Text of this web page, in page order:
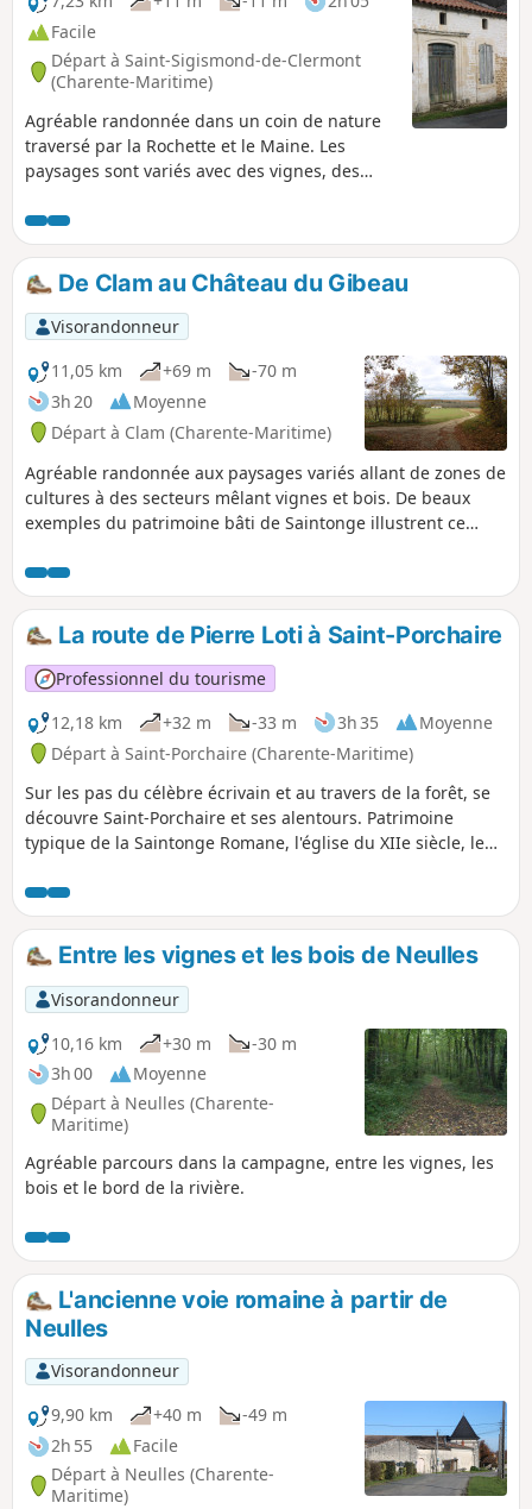
Facile
Départ à Saint-Sigismond-de-Clermont
(Charente-Maritime)
Agréable randonnée dans un coin de nature
traversé par la Rochette et le Maine. Les
paysages sont variés avec des vignes, des
cultures, mais aussi des vergers (pommes et
poires). Sur le parcours, on peut voir de belles
fermes de ce joli coin de campagne
saintongeaise.
De Clam au Château du Gibeau
Visorandonneur
11,05 km
+69 m
-70 m
3h 20
Moyenne
Départ à Clam (Charente-Maritime)
Agréable randonnée aux paysages variés allant de zones de
cultures à des secteurs mêlant vignes et bois. De beaux
exemples du patrimoine bâti de Saintonge illustrent ce
Gibeau et des églises. La moitié du parcours permet de
découvrir une portion du GR®360 ou GRP® de Saintonge.
La route de Pierre Loti à Saint-Porchaire
Professionnel du tourisme
12,18 km
+32 m -33 m 3h 35
Moyenne
Départ à Saint-Porchaire (Charente-Maritime)
Sur les pas du célèbre écrivain et au travers de la forêt, se
découvre Saint-Porchaire et ses alentours. Patrimoine
typique de la Saintonge Romane, l'église du XIIe siècle, le
combleront la curiosité des randonneurs.
Entre les vignes et les bois de Neulles
Visorandonneur
10,16 km
+30 m
-30 m
3h 00
Moyenne
Départ à Neulles (Charente-
Maritime)
Agréable parcours dans la campagne, entre les vignes, les
bois et le bord de la rivière.
L'ancienne voie romaine à partir de
Neulles
Visorandonneur
9,90 km
+40 m
-49 m
2h 55
Facile
Départ à Neulles (Charente-
Maritime)